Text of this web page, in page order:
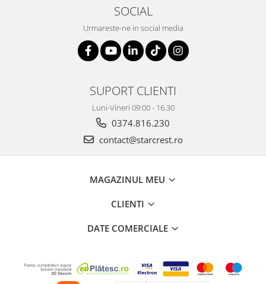
SOCIAL
Urmareste-ne in social media
SUPORT CLIENTI
Luni-Vineri 09:00 - 16.30
0374.816.230
contact@starcrest.ro
MAGAZINUL MEU
CLIENTI
DATE COMERCIALE